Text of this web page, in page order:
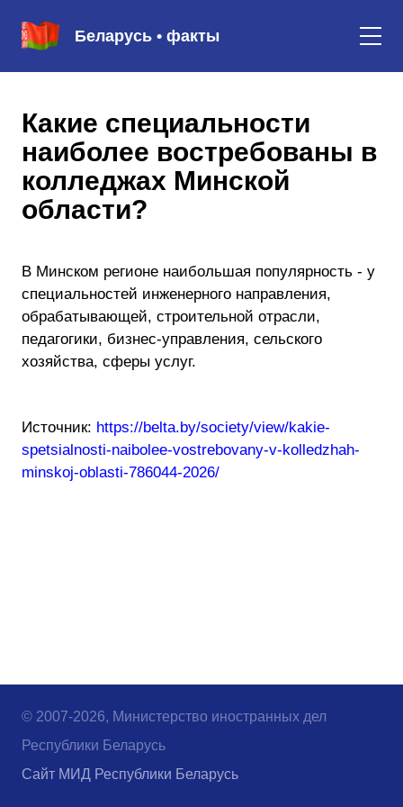
Беларусь • факты
Какие специальности
наиболее востребованы в
колледжах Минской
области?
В Минском регионе наибольшая популярность - у
специальностей инженерного направления,
обрабатывающей, строительной отрасли,
педагогики, бизнес-управления, сельского
хозяйства, сферы услуг.
Источник: https://belta.by/society/view/kakie-
spetsialnosti-naibolee-vostrebovany-v-kolledzhah-
minskoj-oblasti-786044-2026/
© 2007-2026, Министерство иностранных дел
Республики Беларусь
Сайт МИД Республики Беларусь